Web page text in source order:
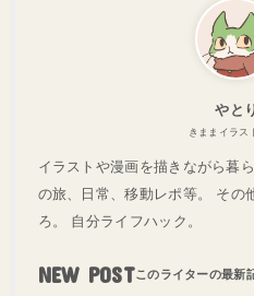
やと
きままイラス
イラストや漫画を描きながら暮
の旅、日常、移動レポ等。 その
ろ。 自分ライフハック。
NEW POST